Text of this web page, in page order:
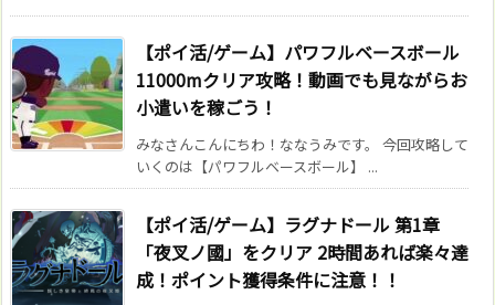
【ポイ活/ゲーム】パワフルベースボール
11000mクリア攻略！動画でも見ながらお
小遣いを稼ごう！
みなさんこんにちわ！ななうみです。 今回攻略して
いくのは【パワフルベースボール】 ...
【ポイ活/ゲーム】ラグナドール 第1章
「夜叉ノ國」をクリア 2時間あれば楽々達
成！ポイント獲得条件に注意！！